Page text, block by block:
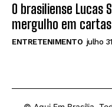
O brasiliense Lucas
mergulho em
ENTRETENIMENTO julho